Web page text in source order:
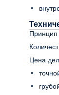
Принцип
Цена